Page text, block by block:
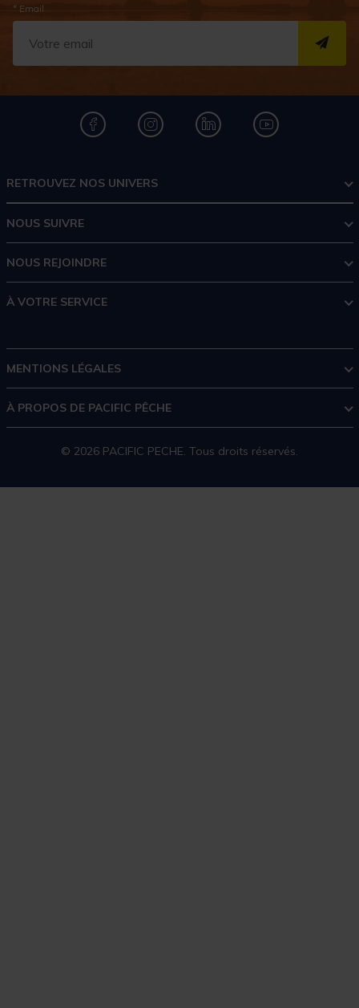
* Email
RETROUVEZ NOS UNIVERS
NOUS SUIVRE
NOUS REJOINDRE
À VOTRE SERVICE
MENTIONS LÉGALES
À PROPOS DE PACIFIC PÊCHE
© 2026 PACIFIC PECHE. Tous droits réservés.